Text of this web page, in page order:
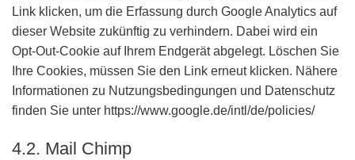
Link klicken, um die Erfassung durch Google Analytics auf
dieser Website zukünftig zu verhindern. Dabei wird ein
Opt-Out-Cookie auf Ihrem Endgerät abgelegt. Löschen Sie
Ihre Cookies, müssen Sie den Link erneut klicken. Nähere
Informationen zu Nutzungsbedingungen und Datenschutz
finden Sie unter https://www.google.de/intl/de/policies/
4.2. Mail Chimp